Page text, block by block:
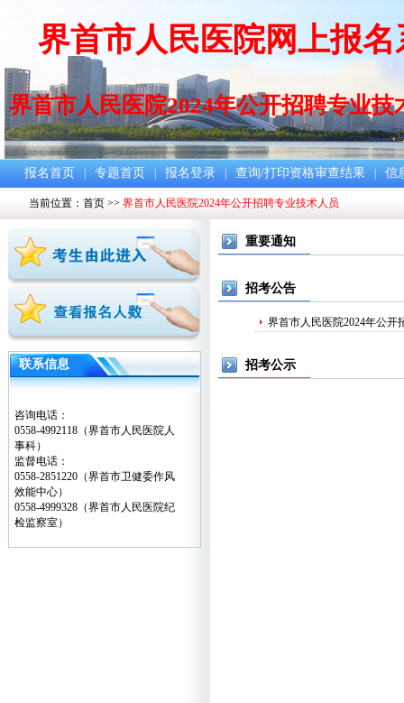
界首市人民医院网上报名
界首市人民医院2024年公开招聘专业技
报名首页 专题首页 报名登录 查询/打印资格审查结果 信
当前位置： 首页 >> 界首市人民医院2024年公开招聘专业技术人员
联系信息
咨询电话：
0558-4992118（界首市人民医院人
事科）
监督电话：
0558-2851220（界首市卫健委作风
效能中心）
0558-4999328（界首市人民医院纪
检监察室）
重要通知
招考公告
界首市人民医院2024年公开
招考公示